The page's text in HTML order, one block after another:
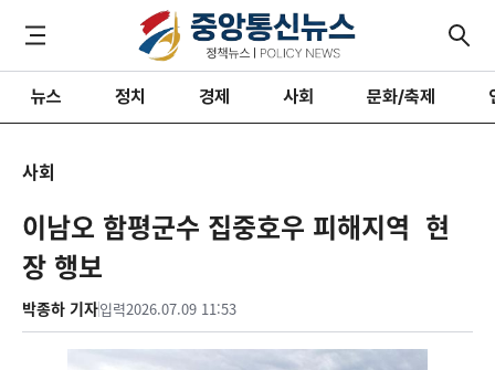
뉴스 정치 경제 사회 문화/축제
사회
이남오 함평군수 집중호우 피해지역 현
장 행보
박종하 기자입력2026.07.09 11:53